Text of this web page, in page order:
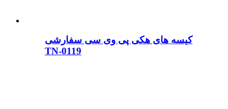
کیسه های هکی پی وی سی سفارشی
TN-0119